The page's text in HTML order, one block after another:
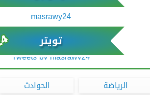
masrawy24
تويتر
Tweets by masrawy24
الرياضة
الحوادث